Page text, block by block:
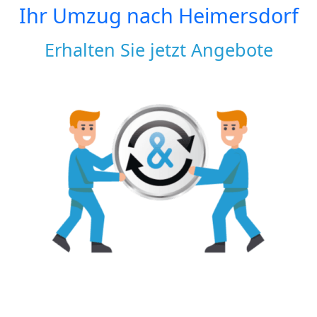
Ihr Umzug nach Heimersdorf
Erhalten Sie jetzt Angebote